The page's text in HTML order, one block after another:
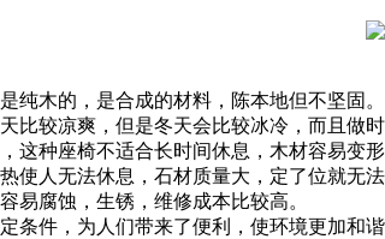
纯木的，是合成的材料，陈本地但不坚固
比较凉爽，但是冬天会比较冰冷，而且做
这种座椅不适合长时间休息，木材容易变形
使人无法休息，石材质量大，定了位就无法
易腐蚀，生锈，维修成本比较高。
条件，为人们带来了便利，使环境更加和谐